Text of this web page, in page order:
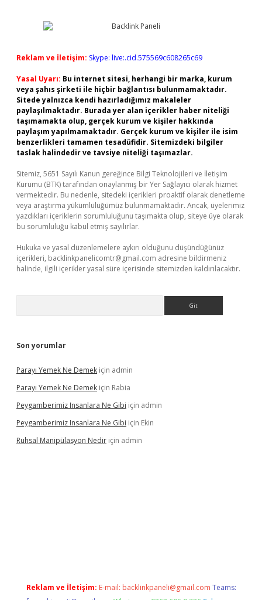
Reklam ve İletişim: Skype: live:.cid.575569c608265c69
Yasal Uyarı: Bu internet sitesi, herhangi bir marka, kurum
veya şahıs şirketi ile hiçbir bağlantısı bulunmamaktadır.
Sitede yalnızca kendi hazırladığımız makaleler
paylaşılmaktadır. Burada yer alan içerikler haber niteliği
taşımamakta olup, gerçek kurum ve kişiler hakkında
paylaşım yapılmamaktadır. Gerçek kurum ve kişiler ile isim
benzerlikleri tamamen tesadüfidir. Sitemizdeki bilgiler
taslak halindedir ve tavsiye niteliği taşımazlar.
Sitemiz, 5651 Sayılı Kanun gereğince Bilgi Teknolojileri ve İletişim
Kurumu (BTK) tarafından onaylanmış bir Yer Sağlayıcı olarak hizmet
vermektedir. Bu nedenle, sitedeki içerikleri proaktif olarak denetleme
veya araştırma yükümlülüğümüz bulunmamaktadır. Ancak, üyelerimiz
yazdıkları içeriklerin sorumluluğunu taşımakta olup, siteye üye olarak
bu sorumluluğu kabul etmiş sayılırlar.
Hukuka ve yasal düzenlemelere aykırı olduğunu düşündüğünüz
içerikleri, backlinkpanelicomtr@gmail.com adresine bildirmeniz
halinde, ilgili içerikler yasal süre içerisinde sitemizden kaldırılacaktır.
Son yorumlar
Parayı Yemek Ne Demek için admin
Parayı Yemek Ne Demek için Rabia
Peygamberimiz Insanlara Ne Gibi için admin
Peygamberimiz Insanlara Ne Gibi için Ekin
Ruhsal Manipülasyon Nedir için admin
Reklam ve İletişim: E-mail: backlinkpaneli@gmail.com Teams: